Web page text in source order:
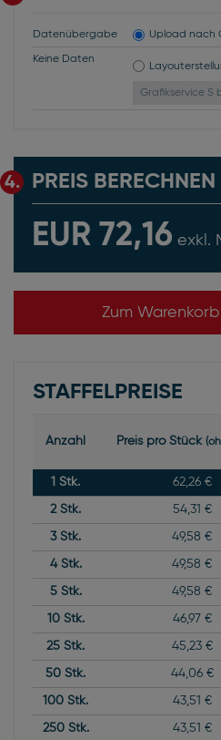
Datenübergabe Upload nach
Keine Daten
Grafikservice S
4. PREIS BERECHNEN
EUR 72,16 exkl.
Zum
STAFFELPREISE
Anzahl Preis pro Stück
1 Stk. 62,26 €
2 Stk. 54,31 €
3Stk. 49,58 €
4Stk. 49,58 €
5Stk. 49,58 €
10Stk. 46,97 €
25 Stk. 45,23 €
50 Stk. 44,06 €
100 Stk. 43,51 €
250Stk. 43,51 €